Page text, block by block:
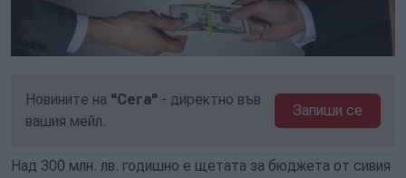
Новините на "Сега" - директно във
вашия мейл.
Запиши се
Над 300 млн. лв. годишно е щетата за бюджета от сивия